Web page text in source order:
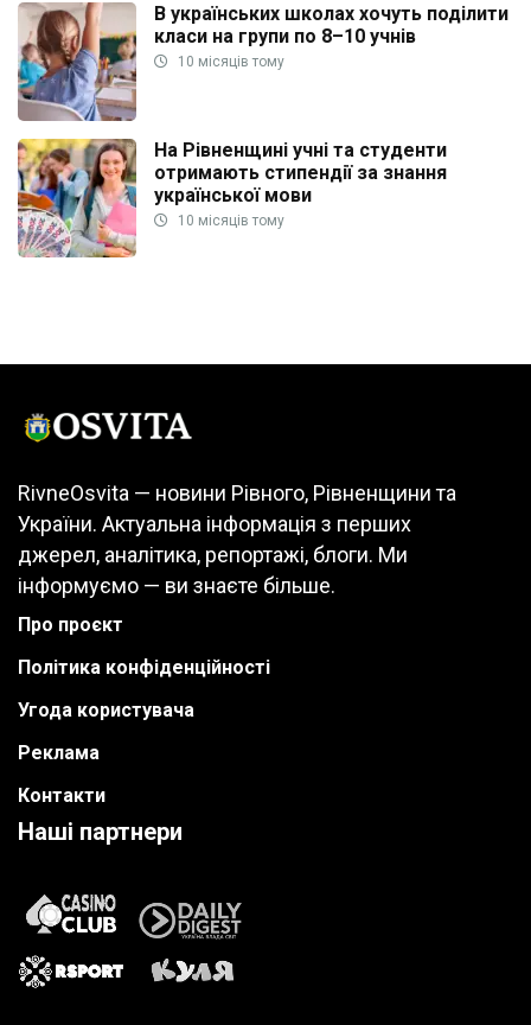
В українських школах хочуть поділити
класи на групи по 8–10 учнів
10 місяців тому
На Рівненщині учні та студенти
отримають стипендії за знання
української мови
10 місяців тому
RivneOsvita — новини Рівного, Рівненщини та
України. Актуальна інформація з перших
джерел, аналітика, репортажі, блоги. Ми
інформуємо — ви знаєте більше.
Про проєкт
Політика конфіденційності
Угода користувача
Реклама
Контакти
Наші партнери